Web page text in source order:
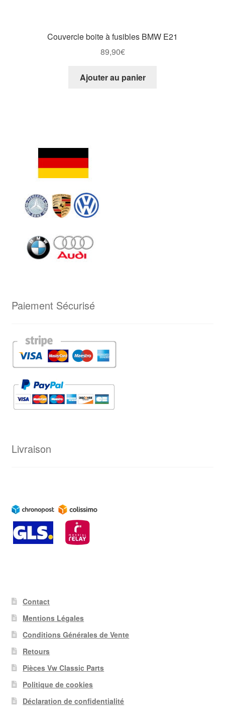
Couvercle boite à fusibles BMW E21
89,90€
Ajouter au panier
Paiement Sécurisé
Livraison
Contact
Mentions Légales
Conditions Générales de Vente
Retours
Pièces Vw Classic Parts
Politique de cookies
Déclaration de confidentialité